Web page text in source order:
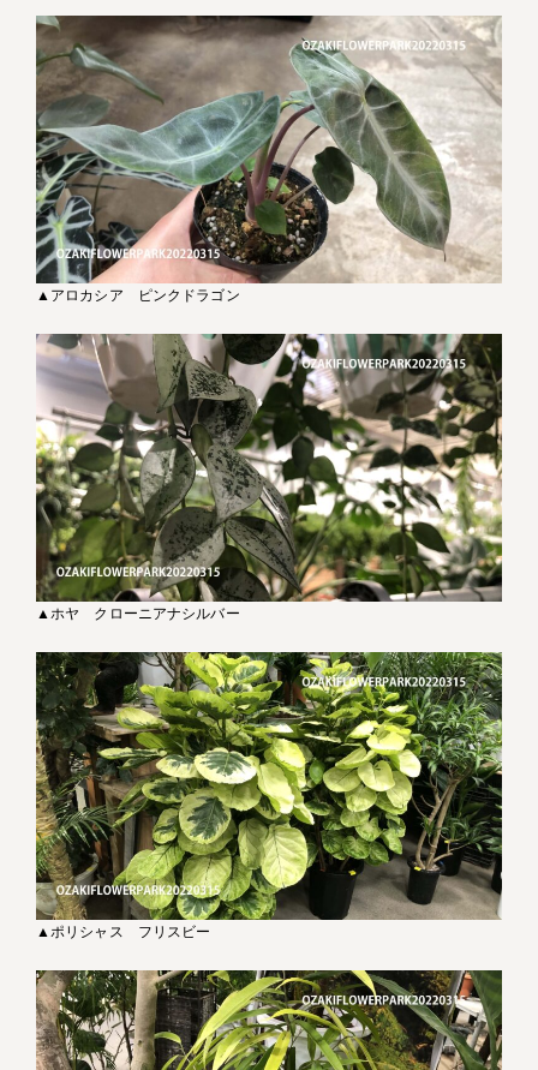
▲アロカシア ピンクドラゴン
▲ホヤ クローニアナシルバー
▲ポリシャス フリスビー